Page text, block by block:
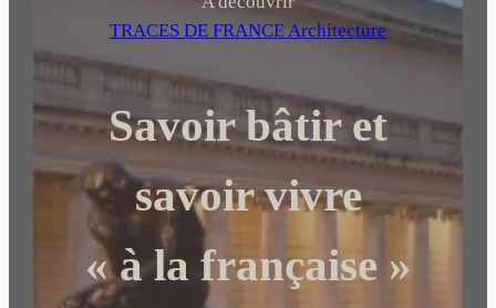
r
c
h
r
TRACES DE FRANCE Architecture
Savoir bâtir et
savoir vivre
« à la française »